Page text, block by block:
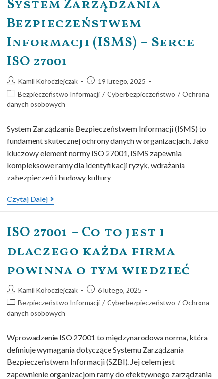
System Zarządzania
Bezpieczeństwem
Informacji (ISMS) – Serce
ISO 27001
Kamil Kołodziejczak
19 lutego, 2025
Bezpieczeństwo Informacji / Cyberbezpieczeństwo / Ochrona
danych osobowych
System Zarządzania Bezpieczeństwem Informacji (ISMS) to
fundament skutecznej ochrony danych w organizacjach. Jako
kluczowy element normy ISO 27001, ISMS zapewnia
kompleksowe ramy dla identyfikacji ryzyk, wdrażania
zabezpieczeń i budowy kultury…
Czytaj Dalej
ISO 27001 – Co to jest i
dlaczego każda firma
powinna o tym wiedzieć
Kamil Kołodziejczak
6 lutego, 2025
Bezpieczeństwo Informacji / Cyberbezpieczeństwo / Ochrona
danych osobowych
Wprowadzenie ISO 27001 to międzynarodowa norma, która
definiuje wymagania dotyczące Systemu Zarządzania
Bezpieczeństwem Informacji (SZBI). Jej celem jest
zapewnienie organizacjom ramy do efektywnego zarządzania